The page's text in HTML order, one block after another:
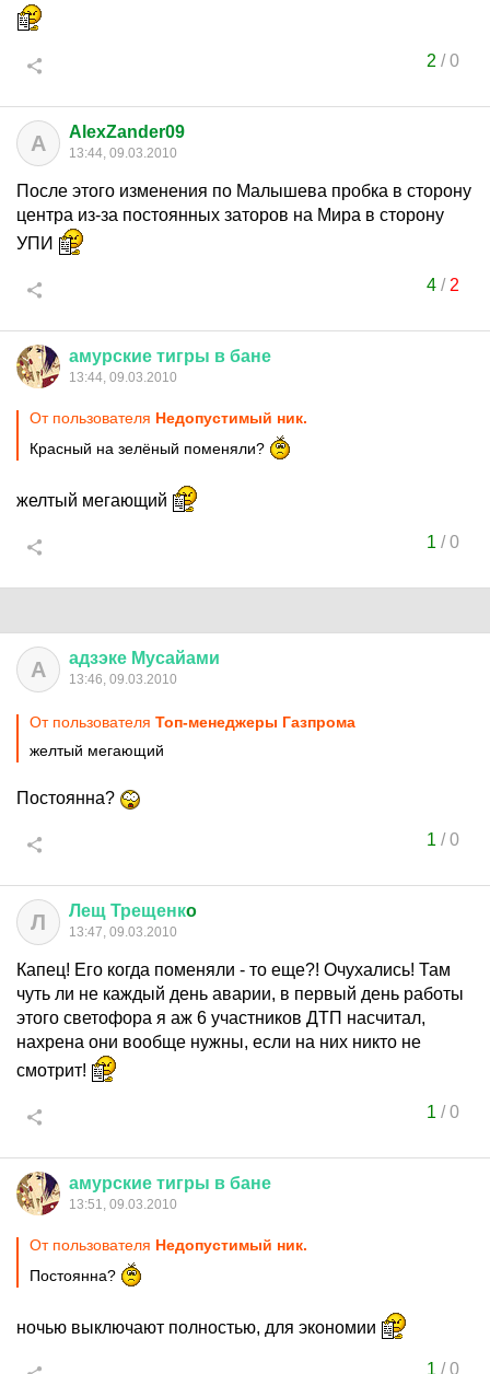
2 /0
A AlexZander09
13:44, 09.03.2010
После этого изменения по Малышева пробка в сторону
центра из-за постоянных заторов на Мира в сторону
УПИ
4/ 2
амурские тигры в бане
13:44, 09.03.2010
От пользователя Недопустимый ник.
Красный на зелёный поменяли?
желтый мегающий
1 /0
А адзэке Мусайами
13:46, 09.03.2010
От пользователя Топ-менеджeры Газпрома
желтый мегающий
Постоянна?
1 /0
Л Лещ Трещенкo
13:47, 09.03.2010
Капец! Его когда поменяли - то еще?! Очухались! Там
чуть ли не каждый день аварии, в первый день работы
этого светофора я аж 6 участников ДТП насчитал,
нахрена они вообще нужны, если на них никто не
смотрит!
1 /0
амурские тигры в бане
13:51, 09.03.2010
От пользователя Недопустимый ник.
Постоянна?
ночью выключают полностью, для экономии
1 /0